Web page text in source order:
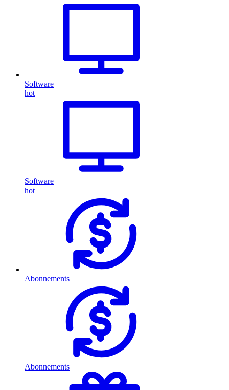
Software
hot
Software
hot
Abonnements
Abonnements